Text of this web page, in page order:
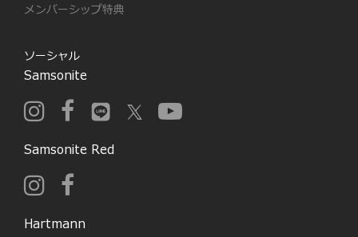
メンバーシップ特典
ソーシャル
Samsonite
Samsonite Red
Hartmann